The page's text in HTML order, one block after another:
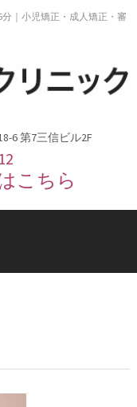
｜小児矯正・成人矯正・審
6 第7三信ビル2F
こちら